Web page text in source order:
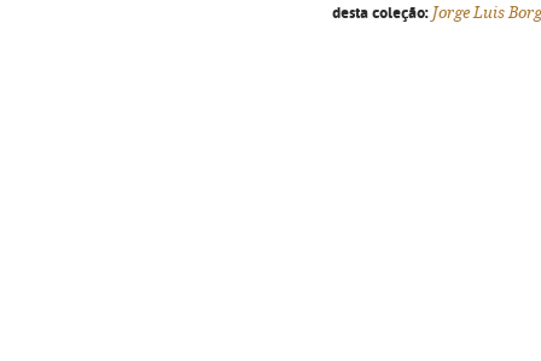
desta coleção: Jorge Luis